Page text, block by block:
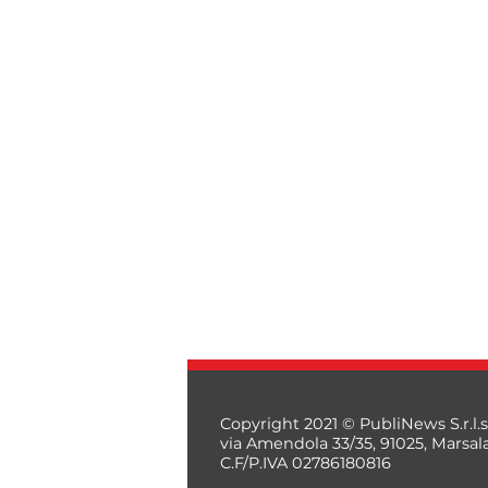
Copyright 2021 © PubliNews
via Amendola 33/35, 91025,
C.F/P.IVA 02786180816